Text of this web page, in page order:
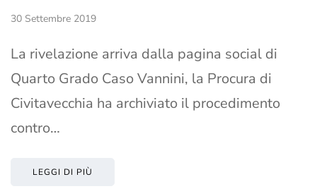
30 Settembre 2019
La rivelazione arriva dalla pagina social di
Quarto Grado Caso Vannini, la Procura di
Civitavecchia ha archiviato il procedimento
contro…
LEGGI DI PIÙ